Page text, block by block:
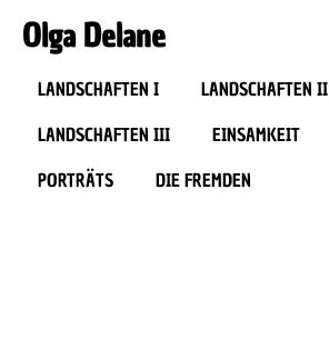
Olga Delane
LANDSCHAFTEN I
LANDSCHAFTEN II
LANDSCHAFTEN III
EINSAMKEIT
PORTRÄTS
DIE FREMDEN